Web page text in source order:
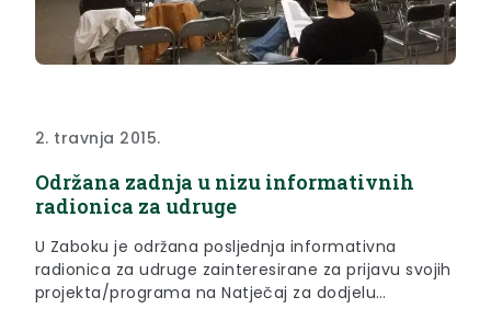
2. travnja 2015.
Održana zadnja u nizu informativnih
radionica za udruge
U Zaboku je održana posljednja informativna
radionica za udruge zainteresirane za prijavu svojih
projekta/programa na Natječaj za dodjelu